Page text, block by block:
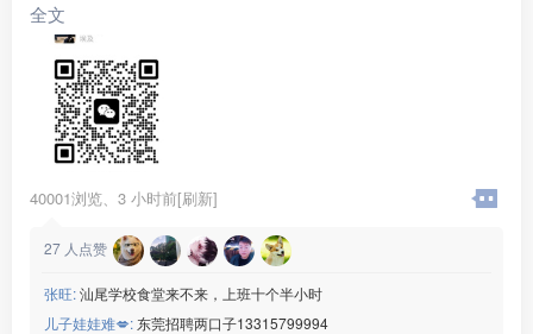
全文
40001浏览、 3 小时前[刷新]
27 人点赞
张旺:汕尾学校食堂来不来，上班十个半小时
儿子娃娃难💋: 东莞招聘两口子13315799994